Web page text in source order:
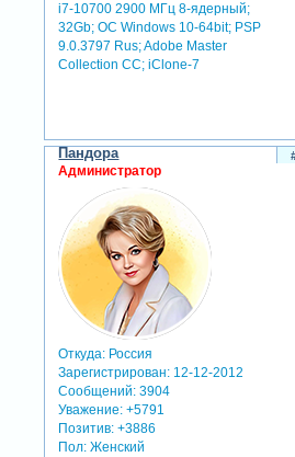
i7-10700 2900 МГц 8-ядерный;
32Gb; ОС Windows 10-64bit; PSP
9.0.3797 Rus; Adobe Master
Collection СС; iClone-7
Пандора
Администратор
Откуда: Россия
Зарегистрирован: 12-12-2012
Сообщений: 3904
Уважение: +5791
Позитив: +3886
Пол: Женский